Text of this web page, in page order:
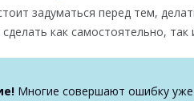
задуматься перед тем,
как самостоятельно,
Многие совершают ошибку уже